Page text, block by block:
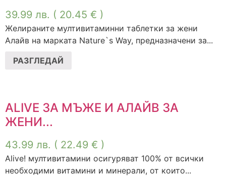
39.99 лв. ( 20.45 € )
Желираните мултивитаминни таблетки за жени
Алайв на марката Nature`s Way, предназначени за...
РАЗГЛЕДАЙ
ALIVE ЗА МЪЖЕ И АЛАЙВ ЗА
ЖЕНИ...
43.99 лв. ( 22.49 € )
Alive! мултивитамини осигуряват 100% от всички
необходими витамини и минерали, от които...